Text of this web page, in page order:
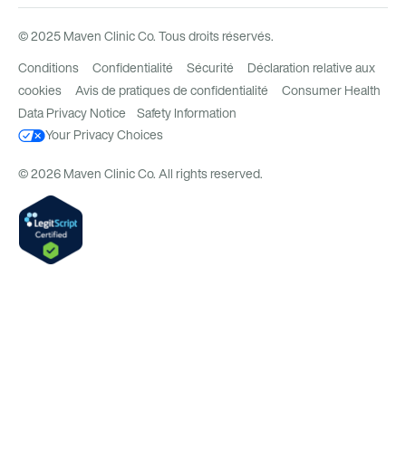
© 2025 Maven Clinic Co. Tous droits réservés.
Conditions Confidentialité Sécurité
Déclaration relative aux
cookies
Avis de pratiques de confidentialité
Consumer Health
Data Privacy Notice
Safety Information
Your Privacy Choices
© 2026 Maven Clinic Co. All rights reserved.